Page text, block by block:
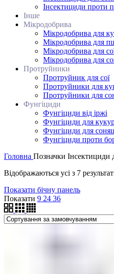
Інсектициди проти
Інше
Мікродобрива
Мікродобрива для
Мікродобрива для
Мікродобрива для
Мікродобрива для
Протруйники
Протруйник для сої
Протруйники для
Протруйники для
Фунгіциди
Фунгіциди від іржі
Фунгіциди для
Фунгіциди для
Фунгіциди проти
Головна Позначки Інсектициди
Відображаються усі з 7
Показати бічну панель
Показати 9 24 36